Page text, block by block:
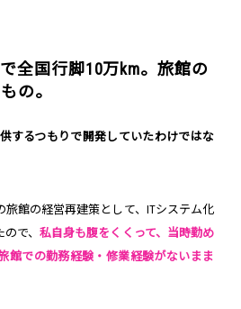
全国行脚10万km。旅館の
の。
するつもりで開発していたわけではな
旅館の経営再建策として、ITシステム化
ので、私自身も腹をくくって、当時勤め
館での勤務経験・修業経験がないまま